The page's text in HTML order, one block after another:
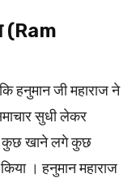
(Ram
हनुमान जी महाराज ने
सुधी लेकर
कुछ खाने लगे कुछ
। हनुमान महाराज